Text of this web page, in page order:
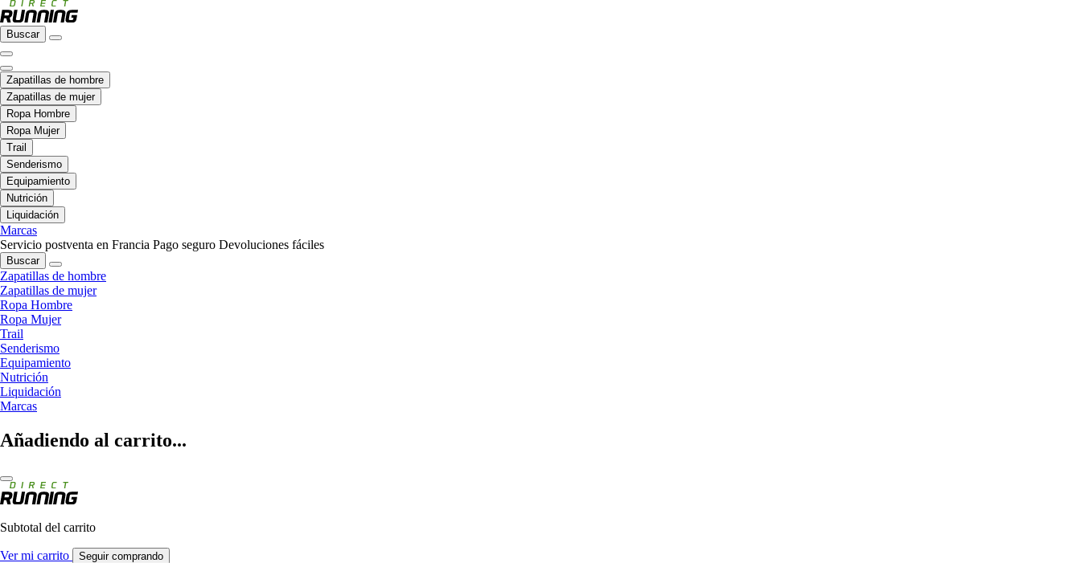
Buscar
Zapatillas de hombre
Zapatillas de mujer
Ropa Hombre
Ropa Mujer
Trail
Senderismo
Equipamiento
Nutrición
Liquidación
Marcas
Servicio postventa en Francia Pago seguro Devoluciones fáciles
Buscar
Zapatillas de hombre
Zapatillas de mujer
Ropa Hombre
Ropa Mujer
Trail
Senderismo
Equipamiento
Nutrición
Liquidación
Marcas
Añadiendo al carrito...
Subtotal del carrito
Ver mi carrito Seguir comprando